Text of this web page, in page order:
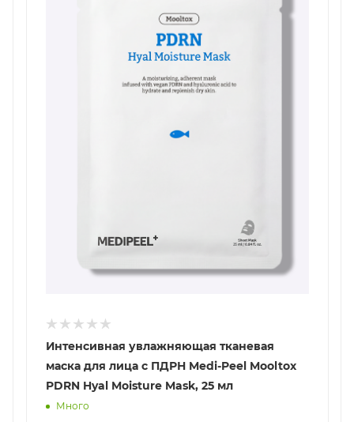
Интенсивная увлажняющая тканевая
маска для лица с ПДРН Medi-Peel Mooltox
PDRN Hyal Moisture Mask, 25 мл
Много